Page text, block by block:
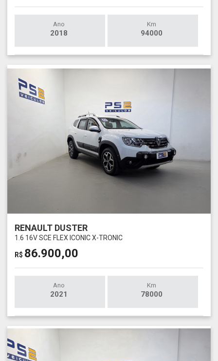
Ano
2018
Km
94000
RENAULT DUSTER
1.6 16V SCE FLEX ICONIC X-TRONIC
R$ 86.900,00
Ano
2021
Km
78000